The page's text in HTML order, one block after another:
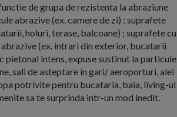
de grupa de rezistenta la abraziune
abrazive (ex. camere de zi) ; suprafete
holuri, terase, balcoane) ; suprafete cu
(ex. intrari din exterior, bucatarii
intens, expuse sustinut la particule
sali de asteptare in gari/ aeroporturi, alei
potrivite pentru bucataria, baia, living-ul
sa te surprinda intr-un mod inedit.